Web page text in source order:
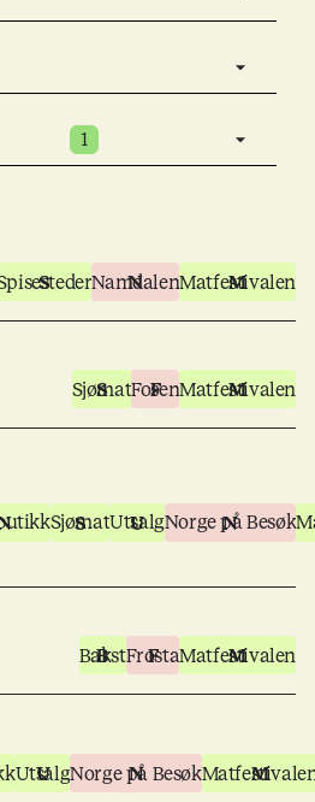
1
NamdalenMatfestivalen
SjømatFosenMatfestivalen
SjømatUtsalgNorge på Besøk
BakstFrostaMatfestivalen
UtsalgNorge på Besøk